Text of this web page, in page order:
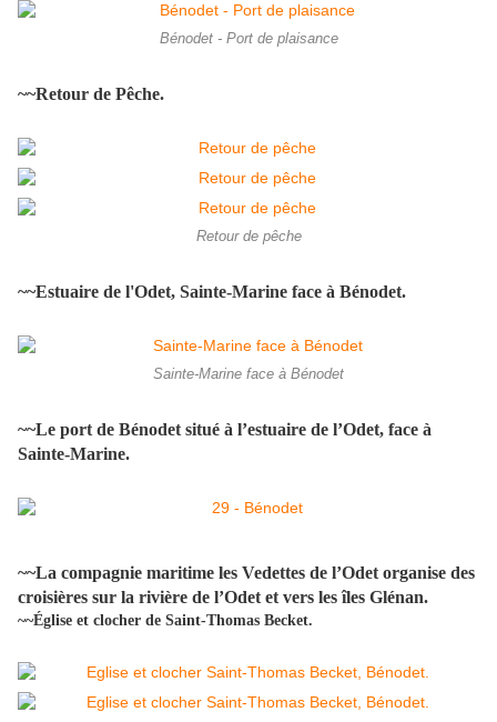
Bénodet - Port de plaisance
~~Retour de Pêche.
Retour de pêche
~~Estuaire de l'Odet, Sainte-Marine face à Bénodet.
Sainte-Marine face à Bénodet
~~Le port de Bénodet situé à l’estuaire de l’Odet, face à
Sainte-Marine.
~~La compagnie maritime les Vedettes de l’Odet organise des
croisières sur la rivière de l’Odet et vers les îles Glénan.
~~Église et clocher de Saint-Thomas Becket.